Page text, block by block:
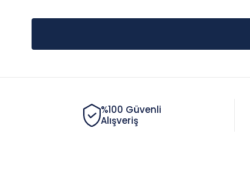
%100 Güvenli
Alışveriş